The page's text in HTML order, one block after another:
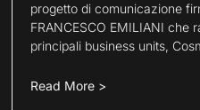
progetto di comunicazione
FRANCESCO EMILIANI che
principali business units,
Read More >